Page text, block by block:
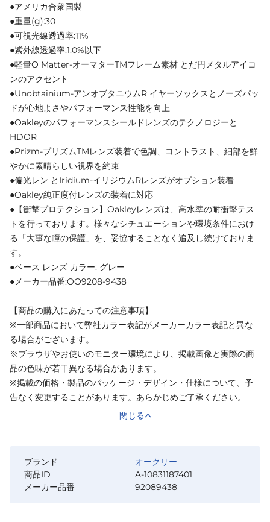
●アメリカ合衆国製
●重量(g):30
●可視光線透過率:11%
●紫外線透過率:1.0%以下
●軽量O Matter‐オーマターTMフレーム素材 とだ円メタルアイコ
ンのアクセント
●Unobtainium-アンオブタニウムR イヤーソックスとノーズパッ
ドが心地よさやパフォーマンス性能を向上
●Oakleyのパフォーマンスシールドレンズのテクノロジーと
HDOR
●Prizm‐プリズムTMレンズ装着で色調、コントラスト、細部を鮮
やかに素晴らしい視界を約束
●偏光レン とIridium‐イリジウムRレンズがオプション装着
●Oakley純正度付レンズの装着に対応
●【衝撃プロテクション】Oakleyレンズは、高水準の耐衝撃テス
トを行っております。様々なシチュエーションや環境条件におけ
る「大事な瞳の保護」を、妥協することなく追及し続けておりま
す。
●ベース レンズ カラー: グレー
●メーカー品番:OO9208-9438
【商品の購入にあたっての注意事項】
※一部商品において弊社カラー表記がメーカーカラー表記と異な
る場合がございます。
※ブラウザやお使いのモニター環境により、掲載画像と実際の商
品の色味が若干異なる場合があります。
※掲載の価格・製品のパッケージ・デザイン・仕様について、予
告なく変更することがあります。あらかじめご了承ください。
閉じる
ブランド
オークリー
商品ID
A-10831187401
メーカー品番
92089438